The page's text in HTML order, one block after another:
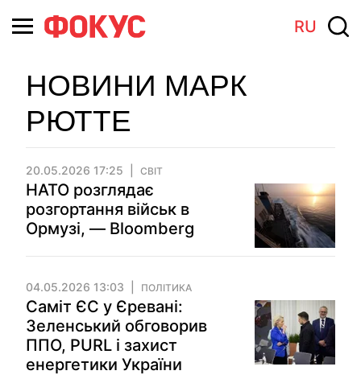
RU
НОВИНИ МАРК
РЮТТЕ
20.05.2026 17:25 СВІТ
НАТО розглядає
розгортання військ в
Ормузі, — Bloomberg
04.05.2026 13:03 ПОЛІТИКА
Саміт ЄС у Єревані:
Зеленський обговорив
ППО, PURL і захист
енергетики України